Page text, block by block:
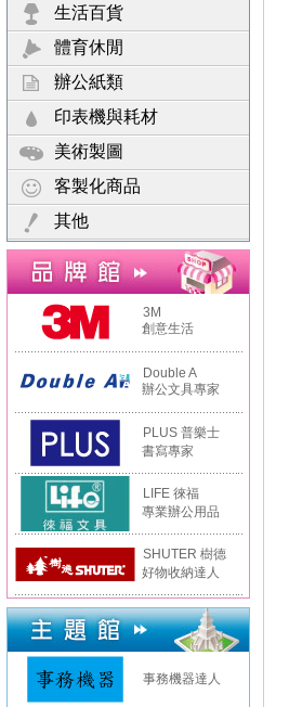
生活百貨
體育休閒
辦公紙類
印表機與耗材
美術製圖
客製化商品
其他
3M
創意生活
Double A
辦公文具專家
PLUS 普樂士
書寫專家
LIFE 徠福
專業辦公用品
SHUTER 樹德
好物收納達人
事務機器達人